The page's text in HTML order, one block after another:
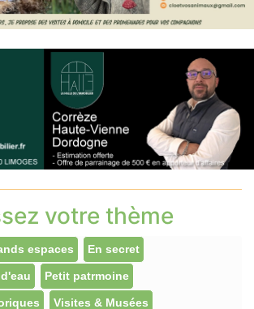
votre thème
espaces En secret
Petit patrmoine
Visites & Musées